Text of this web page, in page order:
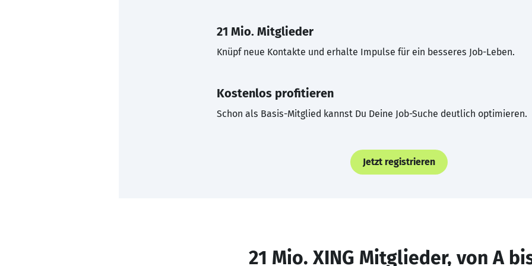
21 Mio. Mitglieder
Knüpf neue Kontakte und erhalte Impulse für ein besseres Job-Leben.
Kostenlos profitieren
Schon als Basis-Mitglied kannst Du Deine Job-Suche deutlich optimieren.
Jetzt registrieren
21 Mio. XING Mitglieder, von A